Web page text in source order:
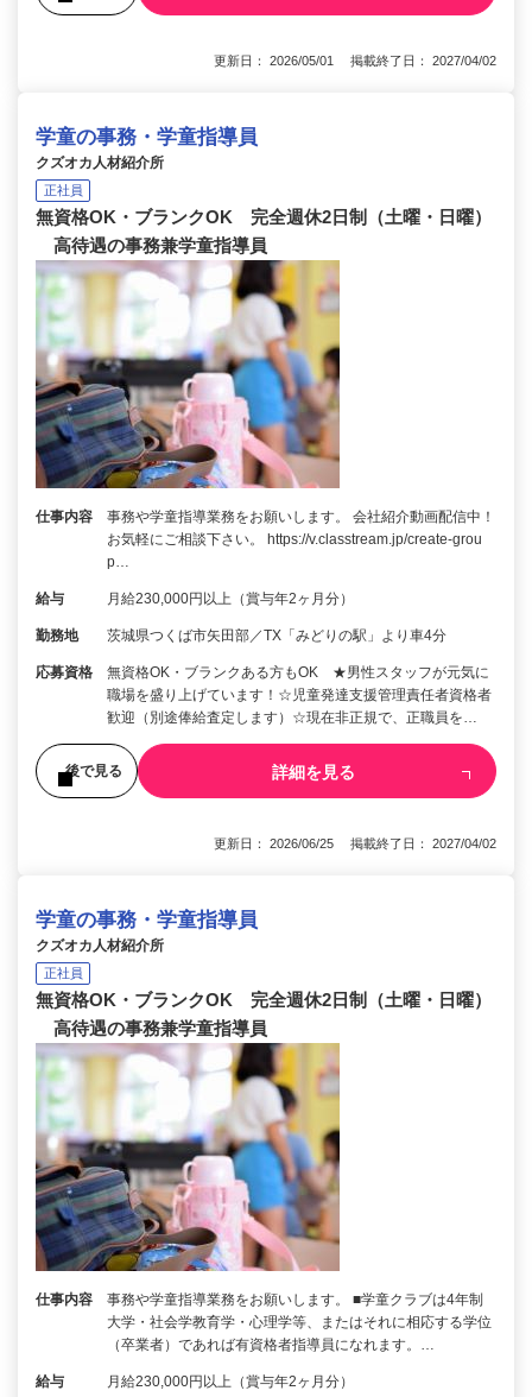
更新日： 2026/05/01 掲載終了日： 2027/04/02
学童の事務・学童指導員
クズオカ人材紹介所
正社員
無資格OK・ブランクOK 完全週休2日制（土曜・日曜）
高待遇の事務兼学童指導員
仕事内容
事務や学童指導業務をお願いします。 会社紹介動画配信中！
お気軽にご相談下さい。 https://v.classtream.jp/create-grou
p…
給与 月給230,000円以上（賞与年2ヶ月分）
勤務地 茨城県つくば市矢田部／TX「みどりの駅」より車4分
応募資格
無資格OK・ブランクある方もOK ★男性スタッフが元気に
職場を盛り上げています！☆児童発達支援管理責任者資格者
歓迎（別途俸給査定します）☆現在非正規で、正職員を…
後で見る 詳細を見る
更新日： 2026/06/25 掲載終了日： 2027/04/02
学童の事務・学童指導員
クズオカ人材紹介所
正社員
無資格OK・ブランクOK 完全週休2日制（土曜・日曜）
高待遇の事務兼学童指導員
仕事内容
事務や学童指導業務をお願いします。 ■学童クラブは4年制
大学・社会学教育学・心理学等、またはそれに相応する学位
（卒業者）であれば有資格者指導員になれます。…
給与 月給230,000円以上（賞与年2ヶ月分）